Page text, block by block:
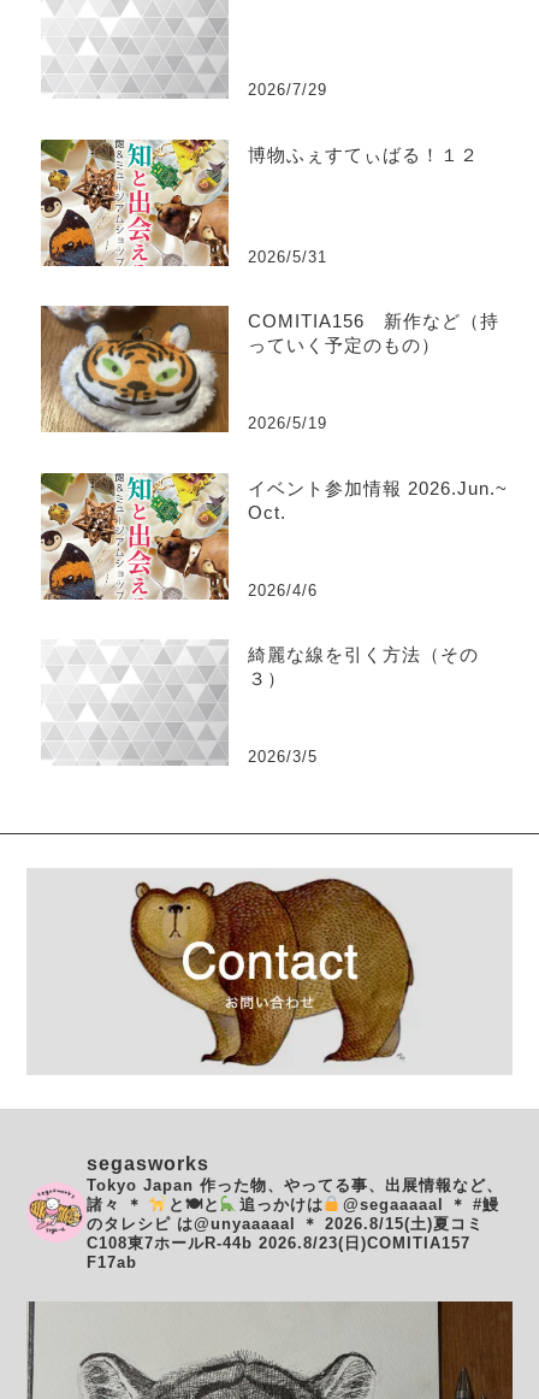
2026/7/29
博物ふぇすてぃばる！１２
2026/5/31
COMITIA156 新作など（持
っていく予定のもの）
2026/5/19
イベント参加情報 2026.Jun.~
Oct.
2026/4/6
綺麗な線を引く方法（その
３）
2026/3/5
segasworks
Tokyo Japan 作った物、やってる事、出展情報など、
諸々
＊ と🍽と 追っかけは @segaaaaal ＊ #鰻
のタレシピ は@unyaaaaal
＊ 2026.8/15(土)夏コミ
C108東7ホールR-44b 2026.8/23(日)COMITIA157
F17ab